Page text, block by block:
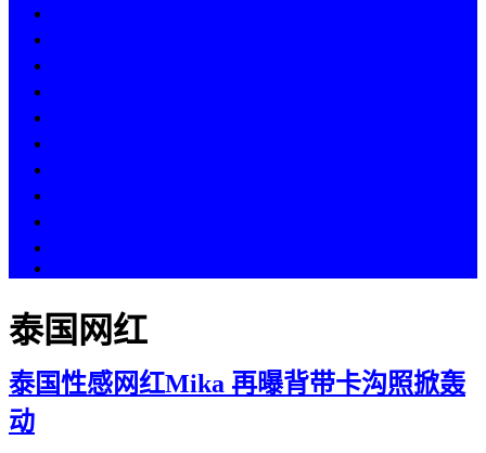
泰国网红
泰国性感网红Mika 再曝背带卡沟照掀轰
动